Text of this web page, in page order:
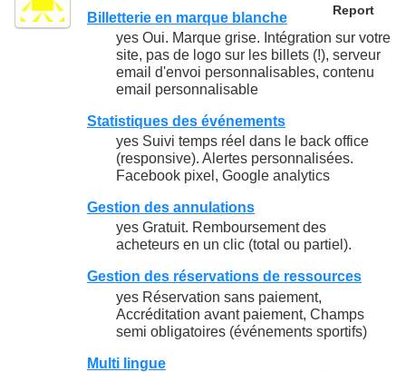
Report
Billetterie en marque blanche
yes Oui. Marque grise. Intégration sur votre
site, pas de logo sur les billets (!), serveur
email d'envoi personnalisables, contenu
email personnalisable
Statistiques des événements
yes Suivi temps réel dans le back office
(responsive). Alertes personnalisées.
Facebook pixel, Google analytics
Gestion des annulations
yes Gratuit. Remboursement des
acheteurs en un clic (total ou partiel).
Gestion des réservations de ressources
yes Réservation sans paiement,
Accréditation avant paiement, Champs
semi obligatoires (événements sportifs)
Multi lingue